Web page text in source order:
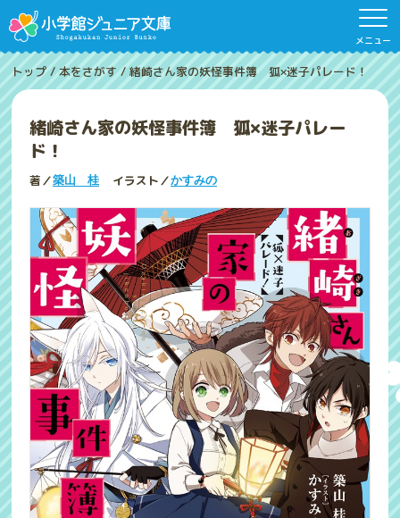
メニュー
トップ /本をさがす /緒崎さん家の妖怪事件簿 狐×迷子パレード！
緒崎さん家の妖怪事件簿 狐×迷子パレー
ド！
著／築山 桂 イラスト／かすみの